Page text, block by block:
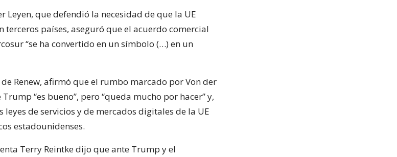
Leyen, que defendió la necesidad de que la UE
terceros países, aseguró que el acuerdo comercial
“se ha convertido en un símbolo (…) en un
Renew, afirmó que el rumbo marcado por Von der
“es bueno”, pero “queda mucho por hacer” y,
de servicios y de mercados digitales de la UE
estadounidenses.
Terry Reintke dijo que ante Trump y el